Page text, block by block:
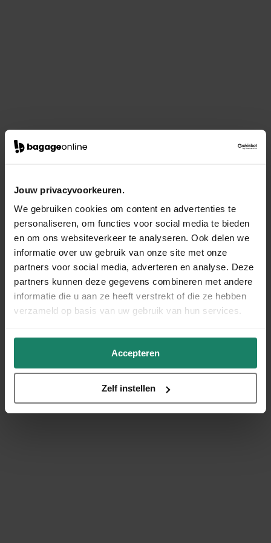
Jouw privacyvoorkeuren.
We gebruiken cookies om content en advertenties te
personaliseren, om functies voor social media te bieden
en om ons websiteverkeer te analyseren. Ook delen we
informatie over uw gebruik van onze site met onze
partners voor social media, adverteren en analyse. Deze
partners kunnen deze gegevens combineren met andere
informatie die u aan ze heeft verstrekt of die ze hebben
verzameld op basis van uw gebruik van hun services.
Accepteren
Zelf instellen